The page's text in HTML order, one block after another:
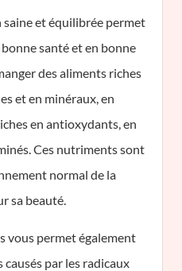
et équilibrée permet
santé et en bonne
des aliments riches
et en minéraux, en
en antioxydants, en
Ces nutriments sont
normal de la
sa beauté.
vous permet également
par les radicaux